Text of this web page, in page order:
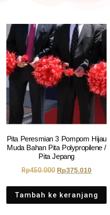
Pita Peresmian 3 Pompom Hijau
Muda Bahan Pita Polypropilene /
Pita Jepang
Rp450.000 Rp375.010
Tambah ke keranjang